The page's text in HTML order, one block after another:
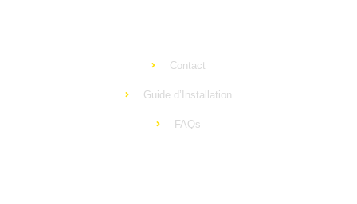
Contact
Guide d’Installation
FAQs